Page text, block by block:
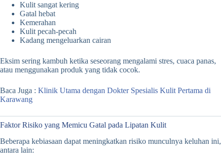
Kulit sangat kering
Gatal hebat
Kemerahan
Kulit pecah-pecah
Kadang mengeluarkan cairan
Eksim sering kambuh ketika seseorang mengalami stres, cuaca panas,
atau menggunakan produk yang tidak cocok.
Baca Juga : Klinik Utama dengan Dokter Spesialis Kulit Pertama di
Karawang
Faktor Risiko yang Memicu Gatal pada Lipatan Kulit
Beberapa kebiasaan dapat meningkatkan risiko munculnya keluhan ini,
antara lain: